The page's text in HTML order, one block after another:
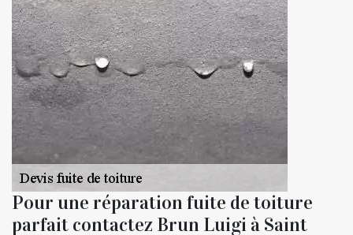
Pour une réparation fuite de toiture
parfait contactez Brun Luigi à Saint